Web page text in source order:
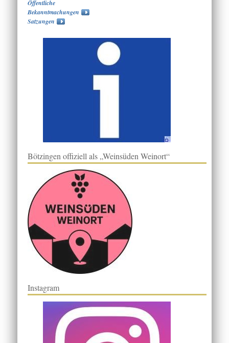
Öffentliche
Bekanntmachungen
Satzungen
Bötzingen offiziell als „Weinsüden Weinort“
Instagram